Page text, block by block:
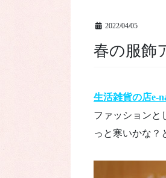
2022/04/05
春の服
生活雑貨の店e-
ファッションと
っと寒いかな？